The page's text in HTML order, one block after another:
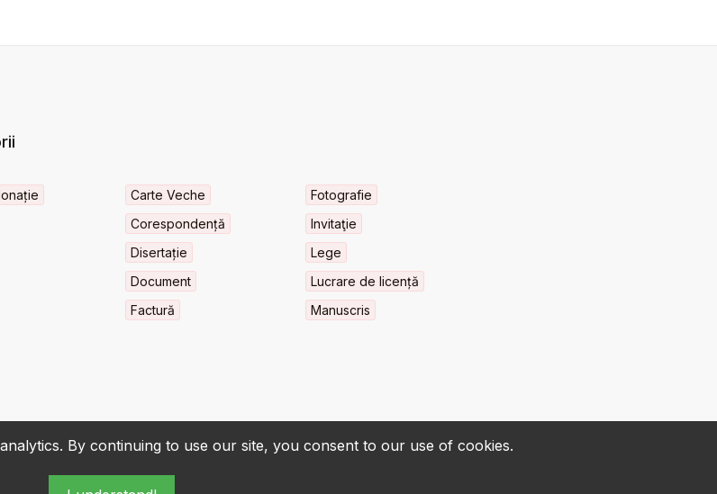
By continuing to use our site, you consent to our use of cookies.
Carte Veche
Corespondență
Disertație
Document
Factură
Fotografie
Invitaţie
Lege
Lucrare de licență
Manuscris